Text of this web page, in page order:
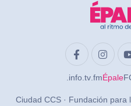
.info .tv .fmÉpale
Ciudad CCS · Fundación para